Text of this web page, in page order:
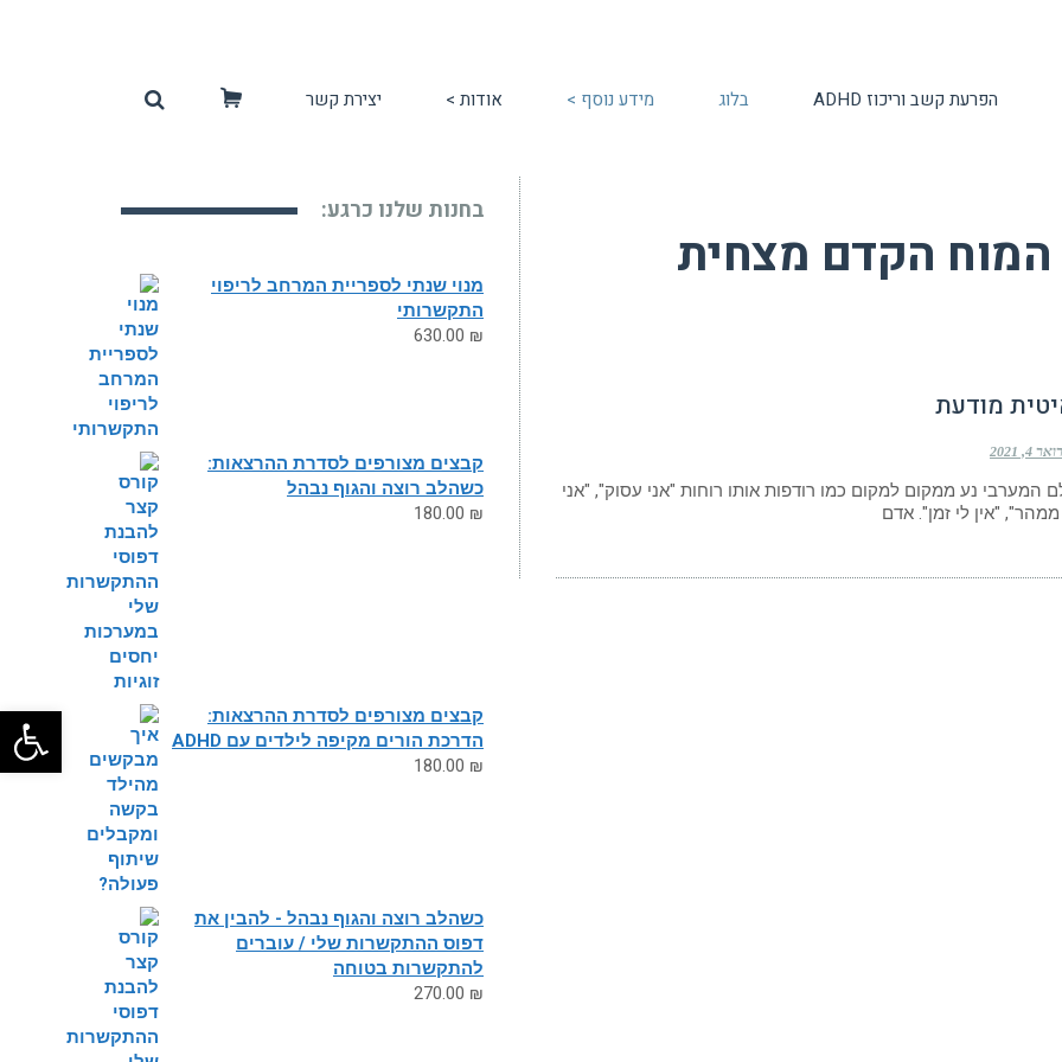
הפרעת קשב וריכוז ADHD בלוג מידע נוסף > אודות > יצירת קשר
הקדם מצחית
מודעת
4, 2021
המערבי נע ממקום למקום כמו רודפות אותו רוחות "אני עסוק", "אני
"אין לי זמן". אדם
בחנות שלנו כרגע:
מנוי שנתי לספריית המרחב לריפוי
התקשרותי
630.00 ₪
קבצים מצורפים לסדרת ההרצאות:
כשהלב רוצה והגוף נבהל
180.00 ₪
קבצים מצורפים לסדרת ההרצאות:
הדרכת הורים מקיפה לילדים עם ADHD
180.00 ₪
כשהלב רוצה והגוף נבהל - להבין את
דפוס ההתקשרות שלי / עוברים
להתקשרות בטוחה
270.00 ₪